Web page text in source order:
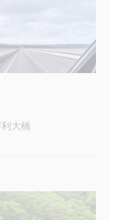
大橋